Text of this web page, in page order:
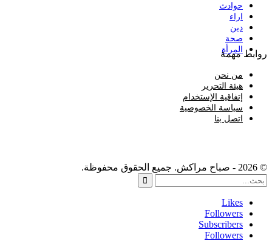
حوادث
اراء
دين
صحة
المرأة
روابط مهمة
من نحن
هيئة التحرير
إتفاقية الإستخدام
سياسة الخصوصية
اتصل بنا
© 2026 - صباح مراكش. جميع الحقوق محفوظة.
Likes
Followers
Subscribers
Followers